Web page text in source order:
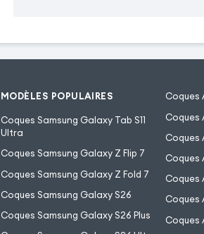
MODÈLES POPULAIRES
Coques Samsung Galaxy Tab S11
Ultra
Coques Samsung Galaxy Z Flip 7
Coques Samsung Galaxy Z Fold 7
Coques Samsung Galaxy S26
Coques Samsung Galaxy S26 Plus
Coques
Coques
Coques
Coques
Coques
Coques
Coques